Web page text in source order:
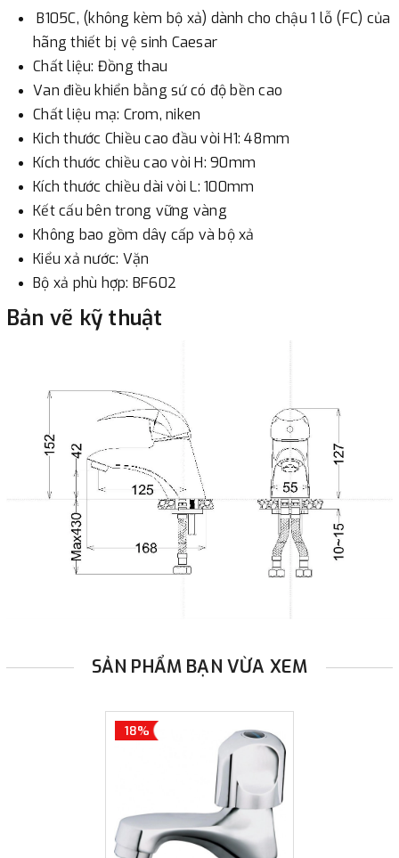
3. Chuyển khoản qua ngân hàng
- Nếu địa điểm giao hàng khác với địa điểm thanh toán
hoặc với những đơn đặt hàng ngoài nội thành Hà Nội.
Chúng tôi sẽ thu tiền trước 100% giá trị hàng + phí vận
chuyển theo cước phí tính trong chính sách vận chuyển
bằng phương thức chuyển khoản trước khi giao hàng.
- Sau khi có thông tin xác thực đã chuyển tiền của quý
khách, chúng tôi sẽ thực hiện đơn hàng theo yêu cầu.
B105C, (không kèm bộ xả) dành cho chậu 1 lỗ (FC) của
hãng thiết bị vệ sinh Caesar
Chất liệu: Đồng thau
Van điều khiển bằng sứ có độ bền cao
Chất liệu mạ: Crom, niken
Kich thước Chiều cao đầu vòi H1: 48mm
Kích thước chiều cao vòi H: 90mm
Kích thước chiều dài vòi L: 100mm
Kết cấu bên trong vững vàng
Không bao gồm dây cấp và bộ xả
Kiểu xả nước: Vặn
Bộ xả phù hợp: BF602
Bản vẽ kỹ thuật
SẢN PHẨM BẠN VỪA XEM
18%